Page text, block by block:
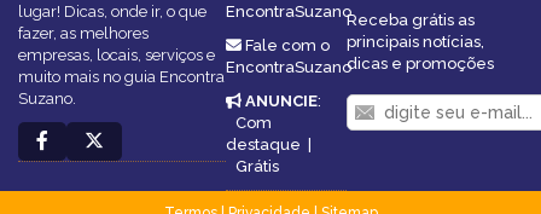
lugar! Dicas, onde ir, o que
fazer, as melhores
empresas, locais, serviços e
muito mais no guia Encontra
Suzano.
EncontraSuzano
Fale com o
EncontraSuzano
ANUNCIE:
Com
destaque
Grátis
Receba grátis as
principais notícias,
dicas e promoções